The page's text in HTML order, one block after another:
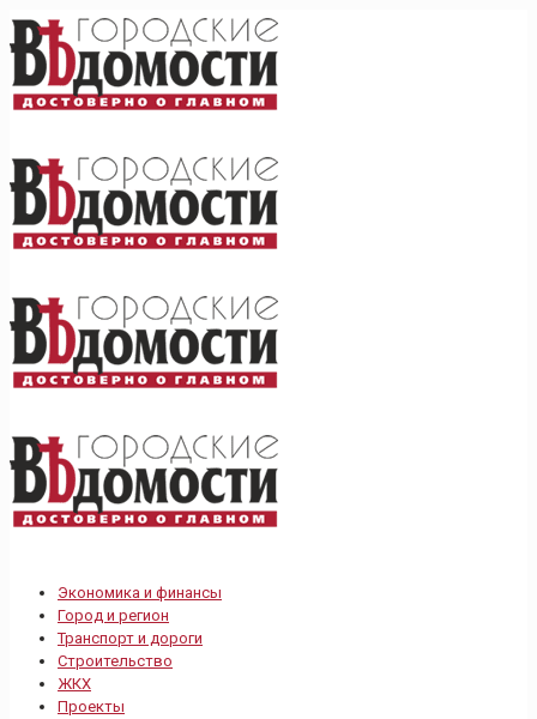
Экономика и финансы
Город и регион
Транспорт и дороги
Строительство
ЖКХ
Проекты